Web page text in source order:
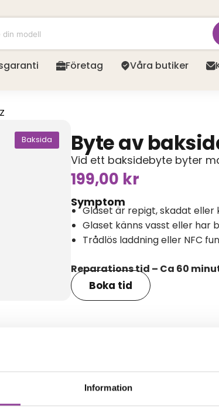
Information
Företag Våra butiker
Baksida Byte av
Vid ett baksidebyte byter
199,00 kr
Symptom
Glaset är repigt, skadat eller
Glaset känns vasst eller har
Trådlös laddning eller NFC
Reparations tid – Ca 60
Boka tid
modell